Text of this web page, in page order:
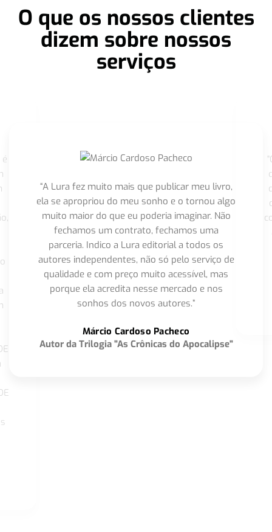
O que os nossos clientes
dizem sobre nossos
serviços
“A Lura fez muito mais que publicar meu livro,
ela se apropriou do meu sonho e o tornou algo
muito maior do que eu poderia imaginar. Não
fechamos um contrato, fechamos uma
parceria. Indico a Lura editorial a todos os
autores independentes, não só pelo serviço de
qualidade e com preço muito acessível, mas
porque ela acredita nesse mercado e nos
sonhos dos novos autores.”
Márcio Cardoso Pacheco
Autor da Trilogia "As Crônicas do Apocalipse"